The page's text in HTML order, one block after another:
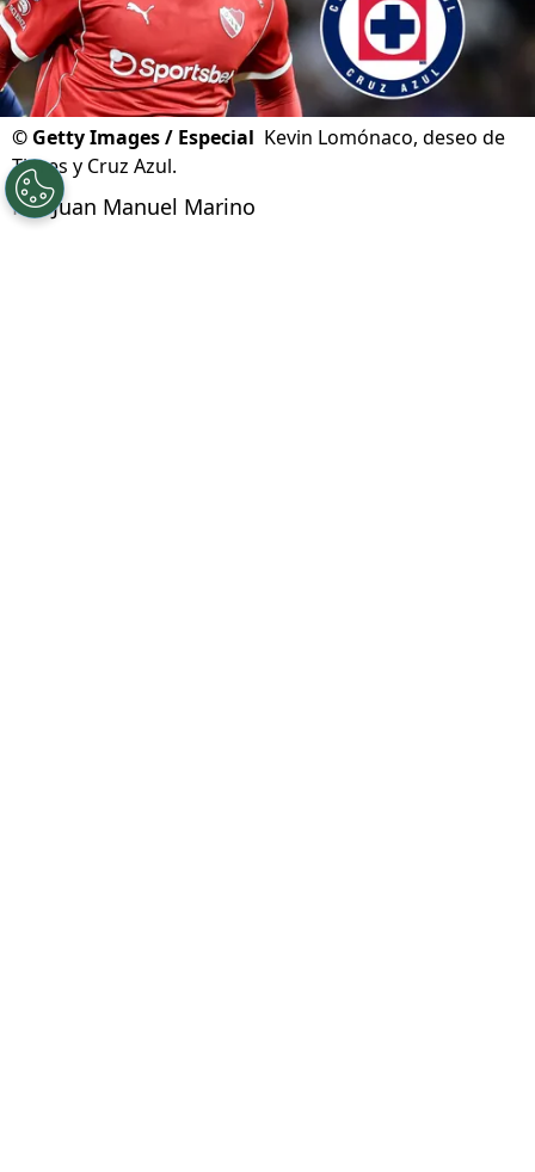
© Getty Images / Especial Kevin Lomónaco, deseo de
Tigres y Cruz Azul.
Por Juan Manuel Marino